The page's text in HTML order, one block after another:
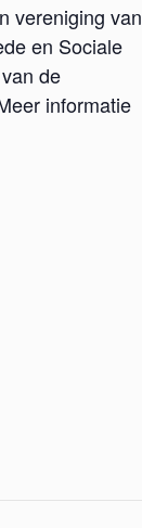
vereniging van
en Sociale
de
informatie